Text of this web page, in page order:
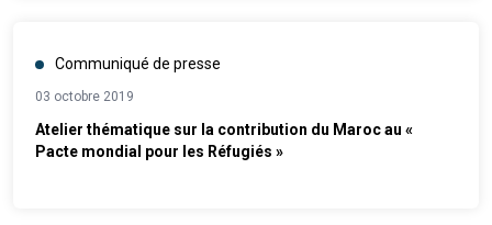
Communiqué de presse
03 octobre 2019
Atelier thématique sur la contribution du Maroc au «
Pacte mondial pour les Réfugiés »